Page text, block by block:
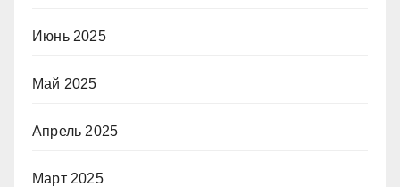
Июнь 2025
Май 2025
Апрель 2025
Март 2025